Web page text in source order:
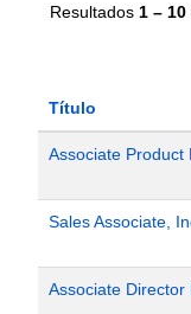
Resultados 1 – 10
Título
Associate Product
Sales Associate,
Associate